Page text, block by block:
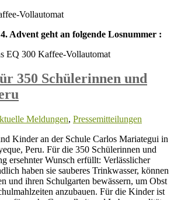
Vollautomat
Advent geht an folgende Losnummer :
EQ 300 Kaffee-Vollautomat
350 Schülerinnen und
Meldungen, Pressemitteilungen
Kinder an der Schule Carlos Mariategui in
Peru. Für die 350 Schülerinnen und
ersehnter Wunsch erfüllt: Verlässlicher
haben sie sauberes Trinkwasser, können
und ihren Schulgarten bewässern, um Obst
anzubauen. Für die Kinder ist